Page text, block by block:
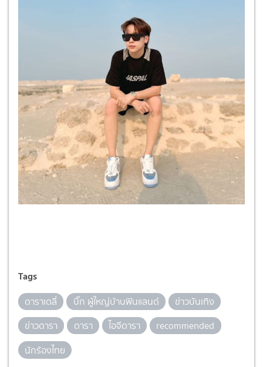
Tags
ดาราเดลี่ บิ๊ก ผู้ใหญ่บ้านฟินแลนด์
ข่าวบันเทิง
ข่าวดารา
ดารา ไอจีดารา
recommended
นักร้องไทย